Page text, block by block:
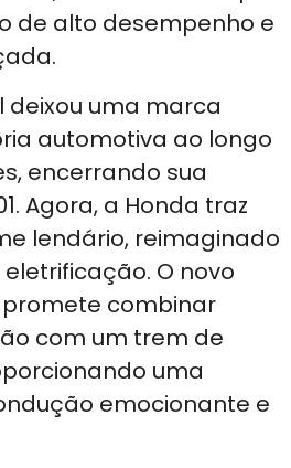
de alto desempenho e
deixou uma marca
automotiva ao longo
encerrando sua
Agora, a Honda traz
lendário, reimaginado
O novo
combinar
com um trem de
uma
emocionante e